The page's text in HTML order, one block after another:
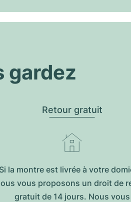
gardez
Retour gratuit
la montre est livrée à votre
vous proposons un droit de
gratuit de 14 jours. Nous vous